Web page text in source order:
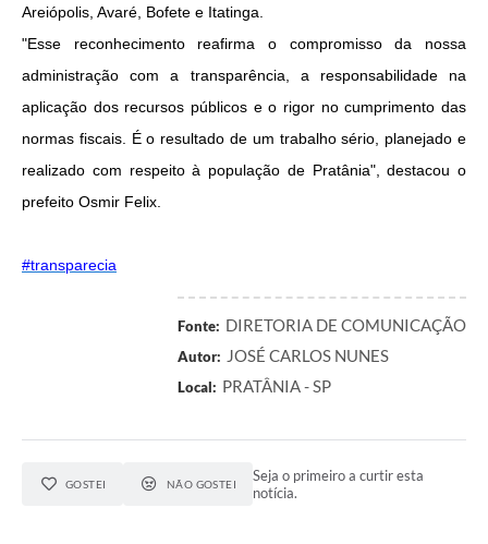
Areiópolis, Avaré, Bofete e Itatinga.
"Esse reconhecimento reafirma o compromisso da nossa
administração com a transparência, a responsabilidade na
aplicação dos recursos públicos e o rigor no cumprimento das
normas fiscais. É o resultado de um trabalho sério, planejado e
realizado com respeito à população de Pratânia", destacou o
prefeito Osmir Felix.
#transparecia
Fonte: DIRETORIA DE COMUNICAÇÃO
Autor: JOSÉ CARLOS NUNES
Local: PRATÂNIA - SP
GOSTEI NÃO GOSTEI
Seja o primeiro a curtir esta
notícia.